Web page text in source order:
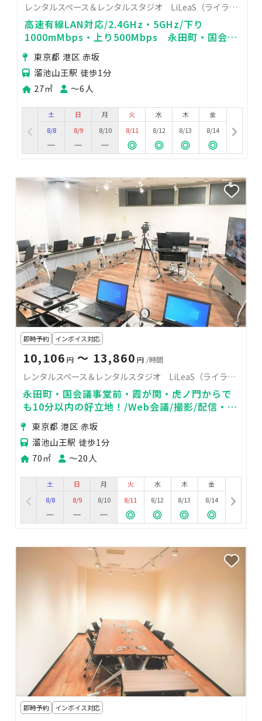
レンタルスペース＆レンタルスタジオ LiLeaS（ライラス）RoomA
高速有線LAN対応/2.4GHz・5GHz/下り
1000mMbps・上り500Mbps 永田町・国会議
事堂前・霞が関・虎ノ門からでも10分以内で行
ける好立地！
東京都 港区 赤坂
溜池山王駅 徒歩1分
27㎡
〜6人
土
8/8
日
8/9
月
8/10
火
8/11
水
8/12
木
8/13
金
8/14
即時予約 インボイス対応
10,106 円 〜 13,860 円 /時間
レンタルスペース＆レンタルスタジオ LiLeaS（ライラス）RoomG
永田町・国会議事堂前・霞が関・虎ノ門からで
も10分以内の好立地！/Web会議/撮影/配信・撮
影サポート/スタジオ撮影/機材持ち込み可
東京都 港区 赤坂
溜池山王駅 徒歩1分
70㎡
〜20人
土
8/8
日
8/9
月
8/10
火
8/11
水
8/12
木
8/13
金
8/14
即時予約 インボイス対応